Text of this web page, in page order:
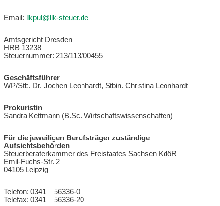
Email: llkpul@llk-steuer.de
Amtsgericht Dresden
HRB 13238
Steuernummer: 213/113/00455
Geschäftsführer
WP/Stb. Dr. Jochen Leonhardt, Stbin. Christina Leonhardt
Prokuristin
Sandra Kettmann (B.Sc. Wirtschaftswissenschaften)
Für die jeweiligen Berufsträger zuständige
Aufsichtsbehörden
Steuerberaterkammer des Freistaates Sachsen KdöR
Emil-Fuchs-Str. 2
04105 Leipzig
Telefon: 0341 – 56336-0
Telefax: 0341 – 56336-20